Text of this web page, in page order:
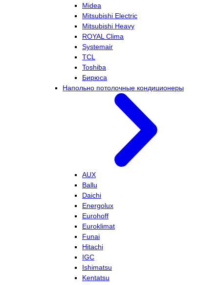
Midea
Mitsubishi Electric
Mitsubishi Heavy
ROYAL Clima
Systemair
TCL
Toshiba
Бирюса
Напольно потолочные кондиционеры
AUX
Ballu
Daichi
Energolux
Eurohoff
Euroklimat
Funai
Hitachi
IGC
Ishimatsu
Kentatsu